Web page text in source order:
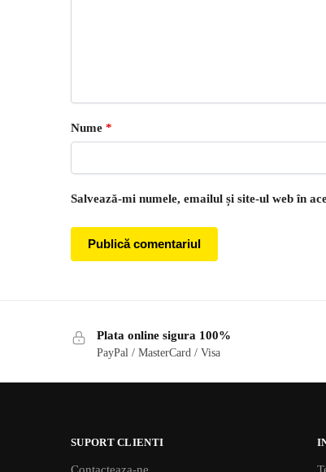
Nume *
Salvează-mi numele, emailul și site-ul web în
Plata online sigura 100%
PayPal / MasterCard / Visa
SUPORT CLIENTI
Contacteaza-ne